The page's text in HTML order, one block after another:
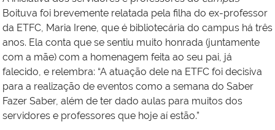
Boituva foi brevemente relatada pela filha do ex-professor
da ETFC, Maria Irene, que é bibliotecária do campus há três
anos. Ela conta que se sentiu muito honrada (juntamente
com a mãe) com a homenagem feita ao seu pai, já
falecido, e relembra: “A atuação dele na ETFC foi decisiva
para a realização de eventos como a semana do Saber
Fazer Saber, além de ter dado aulas para muitos dos
servidores e professores que hoje aí estão.”